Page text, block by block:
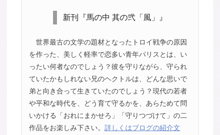
新刊『馬の中 其の弐「風」』
世界最古の文学の題材となったトロイ戦争の原因
を作った、美しく軽率で恋多い青年パリスとは、い
ったい何者なのでしょう？彼を守りながら、守られ
ていたかもしれない兄のヘクトルは、どんな思いで
弟と向き合って生きていたのでしょう？現代の若者
や平和な時代を、どう育て守るかを、あらためて問
いかける「おれにまかせろ」「守りつづけて」の二
作品をお楽しみ下さい。 詳しくはブログの紹介文